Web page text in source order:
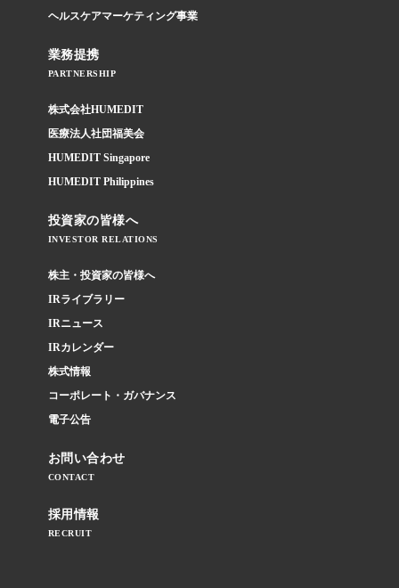
ヘルスケアマーケティング事業
業務提携
PARTNERSHIP
株式会社HUMEDIT
医療法人社団福美会
HUMEDIT Singapore
HUMEDIT Philippines
投資家の皆様へ
INVESTOR RELATIONS
株主・投資家の皆様へ
IRライブラリー
IRニュース
IRカレンダー
株式情報
コーポレート・ガバナンス
電子公告
お問い合わせ
CONTACT
採用情報
RECRUIT